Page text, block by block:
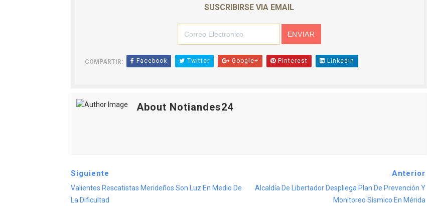
SUSCRIBIRSE VIA EMAIL
COMPARTIR: Facebook Twitter Google+ Pinterest Linkedin
About Notiandes24
Siguiente
Valientes Rescatistas Merideños Son Luz En Medio De
La Dificultad
Anterior
Alcaldía De Libertador Despliega Plan De Prevención Y
Monitoreo Sísmico En Mérida